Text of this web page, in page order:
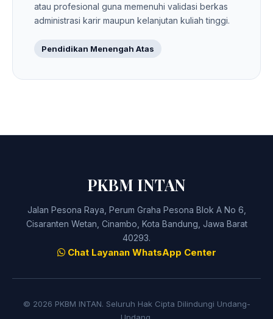
atau profesional guna memenuhi validasi berkas
administrasi karir maupun kelanjutan kuliah tinggi.
Pendidikan Menengah Atas
PKBM INTAN
Jalan Pesona Raya, Perum Graha Pesona Blok A No 6,
Cisaranten Wetan, Cinambo, Kota Bandung, Jawa Barat
40293.
Chat Layanan WhatsApp Center
© 2026 PKBM INTAN. Seluruh Hak Cipta Dilindungi Undang-
Undang.